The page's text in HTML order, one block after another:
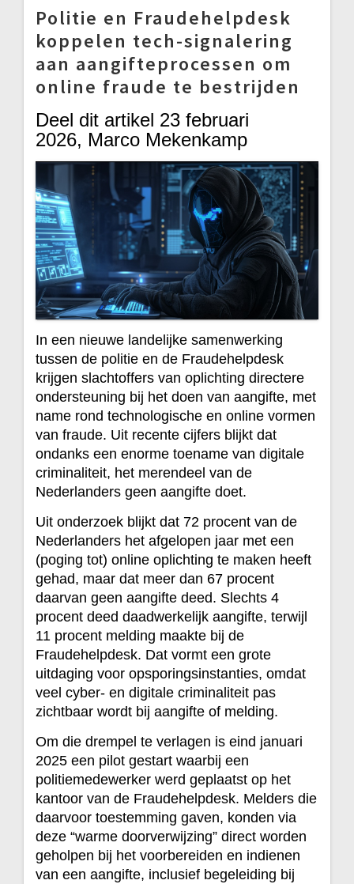
Politie en Fraudehelpdesk
koppelen tech-signalering
aan aangifteprocessen om
online fraude te bestrijden
Deel dit artikel 23 februari
2026, Marco Mekenkamp
In een nieuwe landelijke samenwerking
tussen de politie en de Fraudehelpdesk
krijgen slachtoffers van oplichting directere
ondersteuning bij het doen van aangifte, met
name rond technologische en online vormen
van fraude. Uit recente cijfers blijkt dat
ondanks een enorme toename van digitale
criminaliteit, het merendeel van de
Nederlanders geen aangifte doet.
Uit onderzoek blijkt dat 72 procent van de
Nederlanders het afgelopen jaar met een
(poging tot) online oplichting te maken heeft
gehad, maar dat meer dan 67 procent
daarvan geen aangifte deed. Slechts 4
procent deed daadwerkelijk aangifte, terwijl
11 procent melding maakte bij de
Fraudehelpdesk. Dat vormt een grote
uitdaging voor opsporingsinstanties, omdat
veel cyber- en digitale criminaliteit pas
zichtbaar wordt bij aangifte of melding.
Om die drempel te verlagen is eind januari
2025 een pilot gestart waarbij een
politiemedewerker werd geplaatst op het
kantoor van de Fraudehelpdesk. Melders die
daarvoor toestemming gaven, konden via
deze “warme doorverwijzing” direct worden
geholpen bij het voorbereiden en indienen
van een aangifte, inclusief begeleiding bij